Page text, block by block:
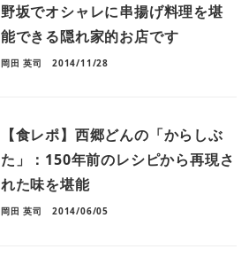
野坂でオシャレに串揚げ料理を堪
能できる隠れ家的お店です
岡田 英司 2014/11/28
【食レポ】西郷どんの「からしぶ
た」：150年前のレシピから再現さ
れた味を堪能
岡田 英司 2014/06/05